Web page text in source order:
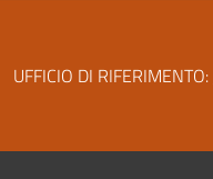
UFFICIO DI RIFERIMENTO: